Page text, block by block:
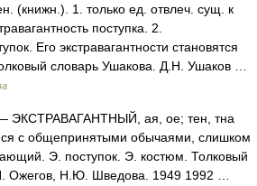
(книжн.). 1. только ед. отвлеч. сущ. к
поступка. 2.
Его экстравагантности становятся
словарь Ушакова. Д.Н. Ушаков …
ЭКСТРАВАГАНТНЫЙ, ая, ое; тен, тна
с общепринятыми обычаями, слишком
Э. поступок. Э. костюм. Толковый
Ожегов, Н.Ю. Шведова. 1949 1992 …